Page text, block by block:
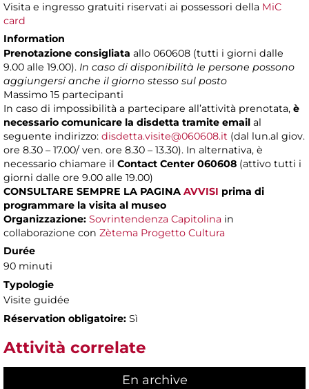
Visita e ingresso gratuiti riservati ai possessori della MiC
card
Information
Prenotazione consigliata allo 060608 (tutti i giorni dalle
9.00 alle 19.00). In caso di disponibilità le persone possono
aggiungersi anche il giorno stesso sul posto
Massimo 15 partecipanti
In caso di impossibilità a partecipare all’attività prenotata, è
necessario comunicare la disdetta tramite email al
seguente indirizzo: disdetta.visite@060608.it (dal lun.al giov.
ore 8.30 – 17.00/ ven. ore 8.30 – 13.30). In alternativa, è
necessario chiamare il Contact Center 060608 (attivo tutti i
giorni dalle ore 9.00 alle 19.00)
CONSULTARE SEMPRE LA PAGINA AVVISI prima di
programmare la visita al museo
Organizzazione: Sovrintendenza Capitolina in
collaborazione con Zètema Progetto Cultura
Durée
90 minuti
Typologie
Visite guidée
Réservation obligatoire: Sì
Attività correlate
En archive